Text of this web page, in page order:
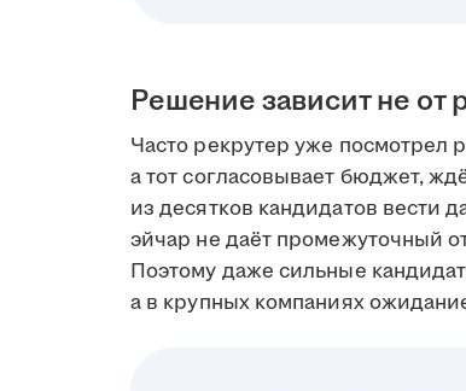
Решение зависит не от
Часто рекрутер уже посмотрел
а тот согласовывает бюджет,
из десятков кандидатов вести
эйчар не даёт промежуточный
Поэтому даже сильные
а в крупных компаниях